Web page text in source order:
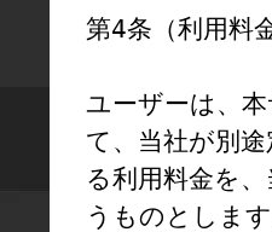
第4条（利用料
ユーザーは、
て、当社が別
る利用料金を
うものとします